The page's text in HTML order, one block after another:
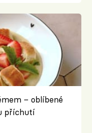
– oblíbené
příchutí